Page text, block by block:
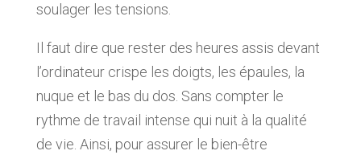
soulager les tensions.
Il faut dire que rester des heures assis devant
l’ordinateur crispe les doigts, les épaules, la
nuque et le bas du dos. Sans compter le
rythme de travail intense qui nuit à la qualité
de vie. Ainsi, pour assurer le bien-être